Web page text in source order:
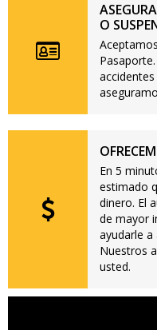
O
En 5
estimado
dinero. El
de mayor
ayudarle
Nuestros
usted.